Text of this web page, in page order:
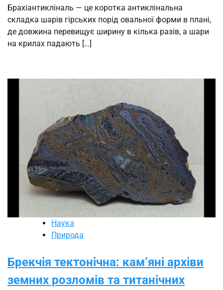
Брахіантикліналь — це коротка антиклінальна
складка шарів гірських порід овальної форми в плані,
де довжина перевищує ширину в кілька разів, а шари
на крилах падають […]
Наука
Природа
Брекчія тектонічна: кам’яні архіви
земних розломів та титанічних